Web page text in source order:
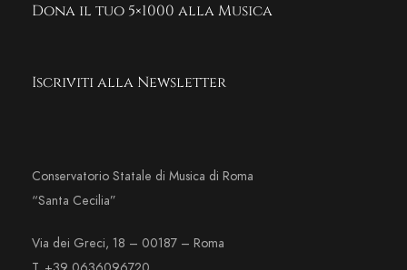
Dona il tuo 5×1000 alla Musica
Iscriviti alla Newsletter
Conservatorio Statale di Musica di Roma
“Santa Cecilia”
Via dei Greci, 18 – 00187 – Roma